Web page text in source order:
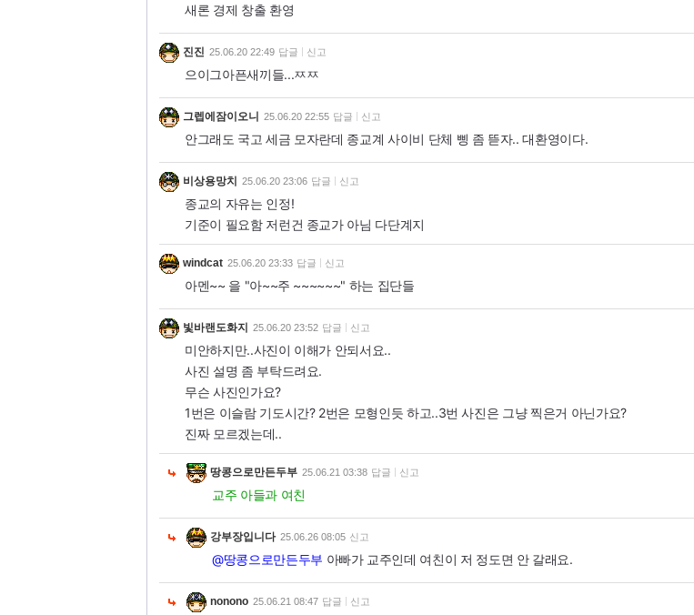
새론 경제 창출 환영
진진 25.06.20 22:49 답글 신고
으이그아픈새끼들...ㅉㅉ
그렙에잠이오니 25.06.20 22:55 답글 신고
안그래도 국고 세금 모자란데 종교계 사이비 단체 삥 좀 뜯자.. 대환영이다.
비상용망치 25.06.20 23:06 답글 신고
종교의 자유는 인정!
기준이 필요함 저런건 종교가 아님 다단계지
windcat 25.06.20 23:33 답글 신고
아멘~~ 을 "아~~주 ~~~~~~" 하는 집단들
빛바랜도화지 25.06.20 23:52 답글 신고
미안하지만..사진이 이해가 안되서요..
사진 설명 좀 부탁드려요.
무슨 사진인가요?
1번은 이슬람 기도시간? 2번은 모형인듯 하고..3번 사진은 그냥 찍은거 아닌가요?
진짜 모르겠는데..
땅콩으로만든두부 25.06.21 03:38 답글 신고
교주 아들과 여친
강부장입니다 25.06.26 08:05 신고
@땅콩으로만든두부 아빠가 교주인데 여친이 저 정도면 안 갈래요.
nonono 25.06.21 08:47 답글 신고